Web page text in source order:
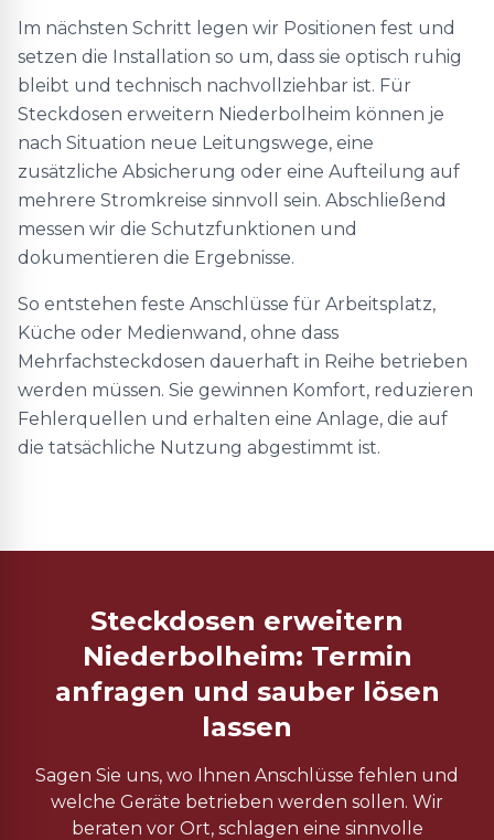
Im nächsten Schritt legen wir Positionen fest und
setzen die Installation so um, dass sie optisch ruhig
bleibt und technisch nachvollziehbar ist. Für
Steckdosen erweitern Niederbolheim können je
nach Situation neue Leitungswege, eine
zusätzliche Absicherung oder eine Aufteilung auf
mehrere Stromkreise sinnvoll sein. Abschließend
messen wir die Schutzfunktionen und
dokumentieren die Ergebnisse.
So entstehen feste Anschlüsse für Arbeitsplatz,
Küche oder Medienwand, ohne dass
Mehrfachsteckdosen dauerhaft in Reihe betrieben
werden müssen. Sie gewinnen Komfort, reduzieren
Fehlerquellen und erhalten eine Anlage, die auf
die tatsächliche Nutzung abgestimmt ist.
Steckdosen erweitern
Niederbolheim: Termin
anfragen und sauber lösen
lassen
Sagen Sie uns, wo Ihnen Anschlüsse fehlen und
welche Geräte betrieben werden sollen. Wir
beraten vor Ort, schlagen eine sinnvolle